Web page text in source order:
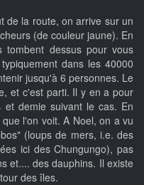
de la route, on arrive sur un
(de couleur jaune). En
dessus pour vous
dans les 40000
jusqu'à 6 personnes. Le
et c'est parti. Il y en a pour
demie suivant le cas. En
l'on voit. A Noel, on a vu
(loups de mers, i.e. des
ici des Chungungo), pas
et.... des dauphins. Il existe
des îles.